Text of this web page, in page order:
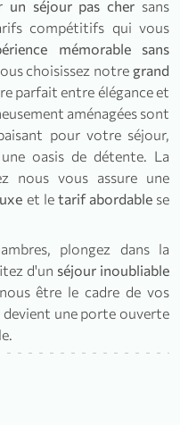
un séjour pas cher sans
compétitifs qui vous
mémorable
sans
choisissez notregrand
parfait entre élégance et
aménagées sont
pour votre séjour,
oasis de détente. La
nous vous assure une
et le tarif abordablese
plongez dans la
d'un séjour inoubliable
être le cadre de vos
devient une porte ouverte